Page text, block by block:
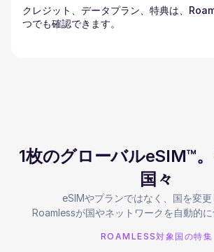
クレジット、データプラン、特典は、
つでも確認できます。
1枚のグローバルeSIM™
国々
eSIMやプランではなく、国を変更
Roamlessが国やネットワークを自動的に
ROAMLESS対象国の特集